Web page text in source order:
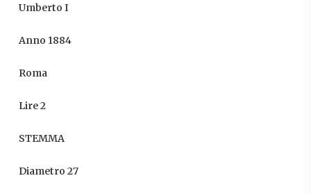
Umberto I
Anno 1884
Roma
Lire 2
STEMMA
Diametro 27